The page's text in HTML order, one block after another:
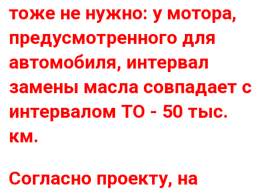
тоже не нужно: у мотора,
предусмотренного для
автомобиля, интервал
замены масла совпадает с
интервалом ТО - 50 тыс.
км.
Согласно проекту, на